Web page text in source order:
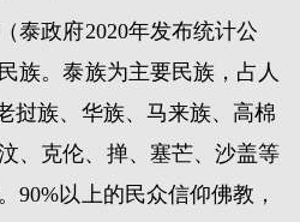
泰政府2020年发布统计公
族。泰族为主要民族，占人
挝族、华族、马来族、高棉
、克伦、掸、塞芒、沙盖等
90%以上的民众信仰佛教，